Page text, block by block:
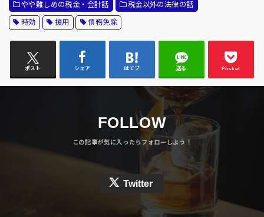
やや難しめの税金・会計話 税金以外の法律の話
時効 援用 債務免除
ポスト シェア はてブ 送る Pocket
FOLLOW
Twitter